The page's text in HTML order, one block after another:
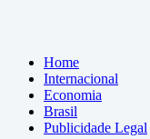
Home
Internacional
Economia
Brasil
Publicidade Legal